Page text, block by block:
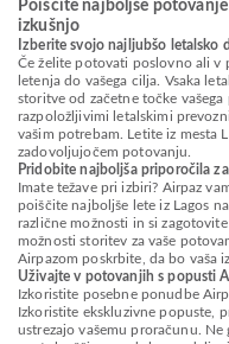
Poiščite najboljše
izkušnjo
Izberite svojo najljubšo letalsko
Če želite potovati poslovno ali v
letenja do vašega cilja. Vsaka
storitve od začetne točke
razpoložljivimi letalskimi
vašim potrebam. Letite iz mesta
zadovoljujočem potovanju.
Pridobite najboljša priporočila
Imate težave pri izbiri? Airpaz
poiščite najboljše lete iz Lagos
različne možnosti in si
možnosti storitev za vaše
Airpazom poskrbite, da bo vaša
Uživajte v potovanjih s popusti
Izkoristite posebne ponudbe
Izkoristite ekskluzivne popuste,
ustrezajo vašemu proračunu.